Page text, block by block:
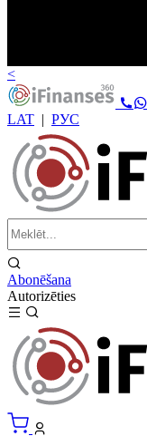
<
LAT | РУС
Abonēšana
Autorizēties